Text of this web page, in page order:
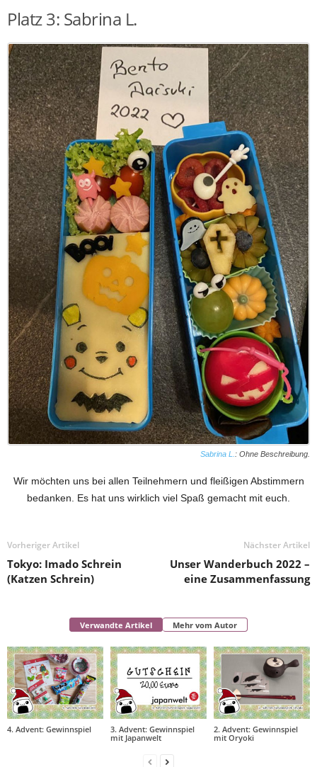
Platz 3: Sabrina L.
Sabrina L. : Ohne Beschreibung.
Wir möchten uns bei allen Teilnehmern und fleißigen Abstimmern
bedanken. Es hat uns wirklich viel Spaß gemacht mit euch.
Vorheriger Artikel
Tokyo: Imado Schrein
(Katzen Schrein)
Nächster Artikel
Unser Wanderbuch 2022 –
eine Zusammenfassung
Verwandte Artikel Mehr vom Autor
4. Advent: Gewinnspiel
3. Advent: Gewinnspiel
mit Japanwelt
2. Advent: Gewinnspiel
mit Oryoki